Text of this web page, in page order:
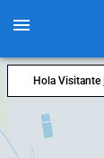
Hola Visitante